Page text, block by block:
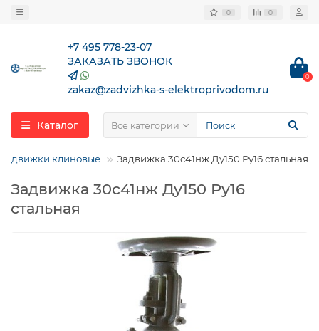
0 0
+7 495 778-23-07
ЗАКАЗАТЬ ЗВОНОК
zakaz@zadvizhka-s-elektroprivodom.ru
0
Каталог Все категории
Задвижки клиновые Задвижка 30с41нж Ду150 Ру16 стальная
Задвижка 30с41нж Ду150 Ру16
стальная